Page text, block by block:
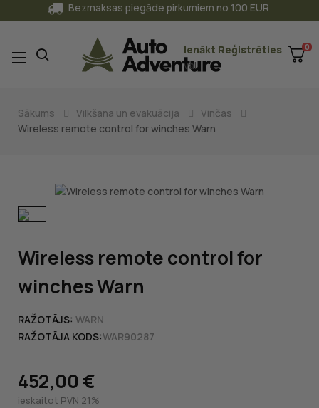
Bezmaksas piegāde pirkumiem no 100 EUR
Ienākt
vai
Reģistrēties 0
Toggle
navigation
☰
Sākums Vilkšana un evakuācija
Vinčas
Wireless remote control for winches Warn
Wireless remote control for
winches Warn
RAŽOTĀJS: WARN
RAŽOTĀJA KODS:WAR90287
452,00 €
ieskaitot PVN 21%